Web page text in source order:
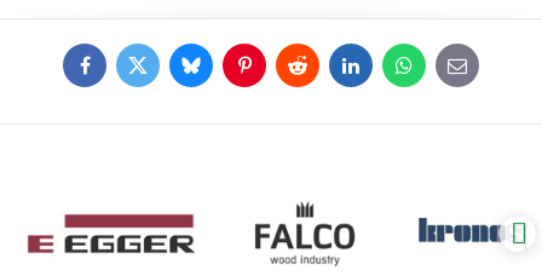
FacebookTwitterBlueskyPinterestReddit LinkedInWhatsApp
E-
mail